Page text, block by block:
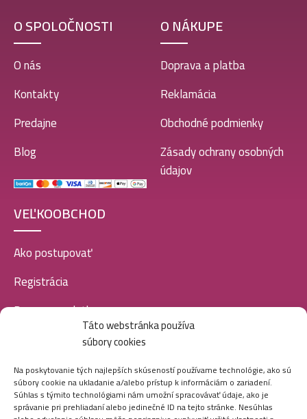
Táto webstránka používa
súbory cookies
Na poskytovanie tých najlepších skúseností používame technológie, ako sú
súbory cookie na ukladanie a/alebo prístup k informáciám o zariadení.
Súhlas s týmito technológiami nám umožní spracovávať údaje, ako je
správanie pri prehliadaní alebo jedinečné ID na tejto stránke. Nesúhlas
O SPOLOČNOSTI
O nás
Kontakty
Predajne
Blog
O NÁKUPE
Doprava a platba
Reklamácia
Obchodné podmienky
Zásady ochrany osobných
údajov
VEĽKOOBCHOD
Ako postupovať
Registrácia
Doprava a platba
SOCIÁLNE SIETE